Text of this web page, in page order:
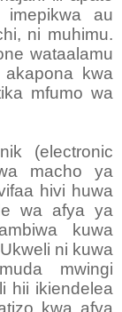
au
ni muhimu.
wataalamu
kwa
mfumo wa
(electronic
macho ya
hivi huwa
wa afya ya
kuwa
ni kuwa
mwingi
hii ikiendelea